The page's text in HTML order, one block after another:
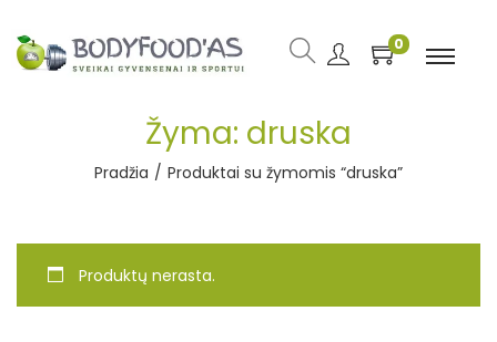
0
Žyma: druska
Pradžia / Produktai su žymomis “druska”
Produktų nerasta.